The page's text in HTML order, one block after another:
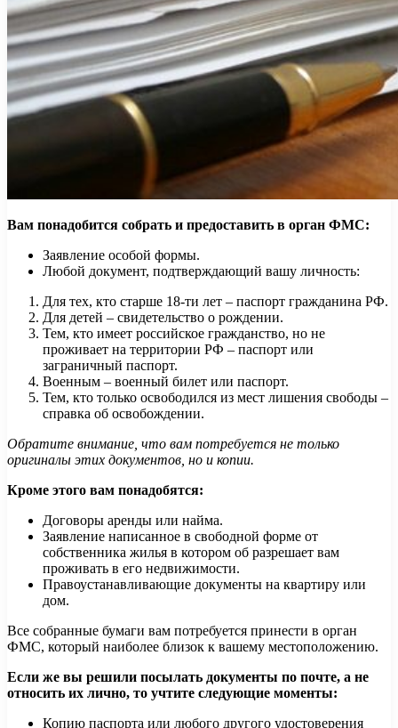
Вам понадобится собрать и предоставить в орган ФМС:
Заявление особой формы.
Любой документ, подтверждающий вашу личность:
Для тех, кто старше 18-ти лет – паспорт гражданина РФ.
Для детей – свидетельство о рождении.
Тем, кто имеет российское гражданство, но не
проживает на территории РФ – паспорт или
заграничный паспорт.
Военным – военный билет или паспорт.
Тем, кто только освободился из мест лишения свободы –
справка об освобождении.
Обратите внимание, что вам потребуется не только
оригиналы этих документов, но и копии.
Кроме этого вам понадобятся:
Договоры аренды или найма.
Заявление написанное в свободной форме от
собственника жилья в котором об разрешает вам
проживать в его недвижимости.
Правоустанавливающие документы на квартиру или
дом.
Все собранные бумаги вам потребуется принести в орган
ФМС, который наиболее близок к вашему местоположению.
Если же вы решили посылать документы по почте, а не
относить их лично, то учтите следующие моменты:
Копию паспорта или любого другого удостоверения